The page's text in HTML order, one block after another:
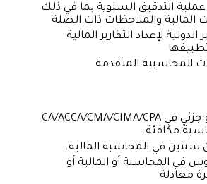
التدقيق السنوية بما في ذلك
المالية والملاحظات ذات الصلة
لإعداد التقارير المالية
المحاسبية المتقدمة
مؤهل كامل أو جزئي في CA/ACCA/CMA/CIMA/CPA
مكافئة.
سنتين في المحاسبة المالية.
في المحاسبة أو المالية أو
معادلة